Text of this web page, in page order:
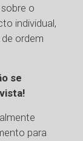
o
individual,
ordem
se
para